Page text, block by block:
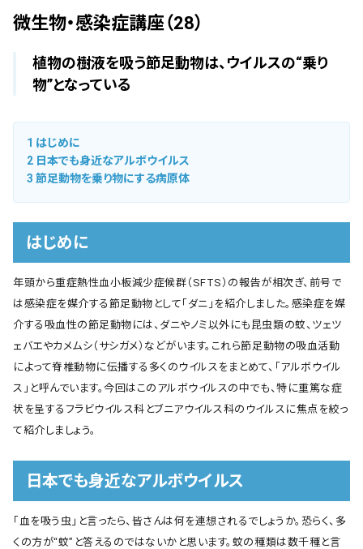
微生物・感染症講座（28）
植物の樹液を吸う節足動物は、ウイルスの“乗り
物”となっている
1 はじめに
2 日本でも身近なアルボウイルス
3 節足動物を乗り物にする病原体
はじめに
年頭から重症熱性血小板減少症候群（SFTS）の報告が相次ぎ、前号で
は感染症を媒介する節足動物として「ダニ」を紹介しました。感染症を媒
介する吸血性の節足動物には、ダニやノミ以外にも昆虫類の蚊、ツェツ
ェバエやカメムシ（サシガメ）などがいます。これら節足動物の吸血活動
によって脊椎動物に伝播する多くのウイルスをまとめて、「アルボウイル
ス」と呼んでいます。今回はこのアルボウイルスの中でも、特に重篤な症
状を呈するフラビウイルス科とブニアウイルス科のウイルスに焦点を絞っ
て紹介しましょう。
日本でも身近なアルボウイルス
「血を吸う虫」と言ったら、皆さんは何を連想されるでしょうか。恐らく、多
くの方が“蚊”と答えるのではないかと思います。蚊の種類は数千種と言